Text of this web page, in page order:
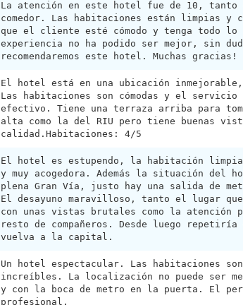
La atención en este hotel fue de 10, tanto
comedor. Las habitaciones están limpias y
que el cliente esté cómodo y tenga todo lo
experiencia no ha podido ser mejor, sin
recomendaremos este hotel. Muchas gracias!
El hotel está en una ubicación inmejorable,
Las habitaciones son cómodas y el servicio
efectivo. Tiene una terraza arriba para
alta como la del RIU pero tiene buenas
calidad.Habitaciones: 4/5
El hotel es estupendo, la habitación
y muy acogedora. Además la situación del
plena Gran Vía, justo hay una salida de
El desayuno maravilloso, tanto el lugar
con unas vistas brutales como la atención
resto de compañeros. Desde luego repetiría
vuelva a la capital.
Un hotel espectacular. Las habitaciones
increíbles. La localización no puede ser
y con la boca de metro en la puerta. El
profesional.